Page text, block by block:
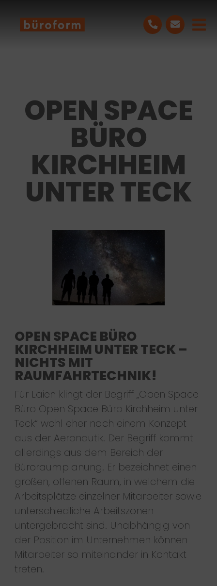
content
ÜBER UNS
BLOG
KONTAKT
OPEN SPACE
BÜRO
KIRCHHEIM
UNTER TECK
OPEN SPACE BÜRO
KIRCHHEIM UNTER TECK –
NICHTS MIT
RAUMFAHRTECHNIK!
Für Laien klingt der Begriff „Open Space
Büro Open Space Büro Kirchheim unter
Teck“ wohl eher nach einem Konzept
aus der Aeronautik. Der Begriff kommt
allerdings aus dem Bereich der
Büroraumplanung. Er bezeichnet einen
großen, offenen Raum, in welchem die
Arbeitsplätze einzelner Mitarbeiter sowie
unterschiedliche Arbeitszonen
untergebracht sind. Unabhängig von
der Position im Unternehmen können
Mitarbeiter so miteinander in Kontakt
treten.